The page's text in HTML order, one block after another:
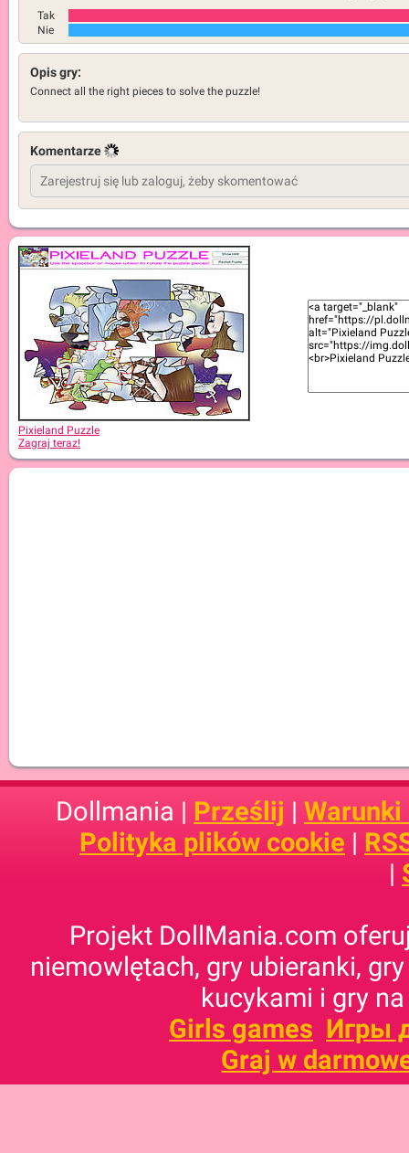
Tak
Nie
Opis gry:
Connect all the right pieces to solve the puzzle!
Komentarze
Pixieland Puzzle
Zagraj teraz!
Dollmania | Prześlij |
Polityka plików cookie |
|
Projekt DollMania.com
niemowlętach, gry ubieranki,
kucykami i gry
Girls games Игры
Graj w